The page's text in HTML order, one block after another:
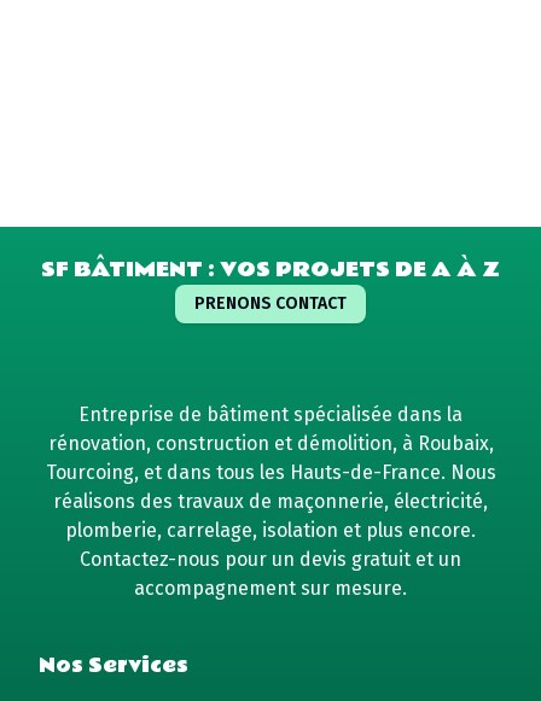
SF BÂTIMENT : VOS PROJETS DE A À Z
PRENONS CONTACT
Entreprise de bâtiment spécialisée dans la
rénovation, construction et démolition, à Roubaix,
Tourcoing, et dans tous les Hauts-de-France. Nous
réalisons des travaux de maçonnerie, électricité,
plomberie, carrelage, isolation et plus encore.
Contactez-nous pour un devis gratuit et un
accompagnement sur mesure.
Nos Services